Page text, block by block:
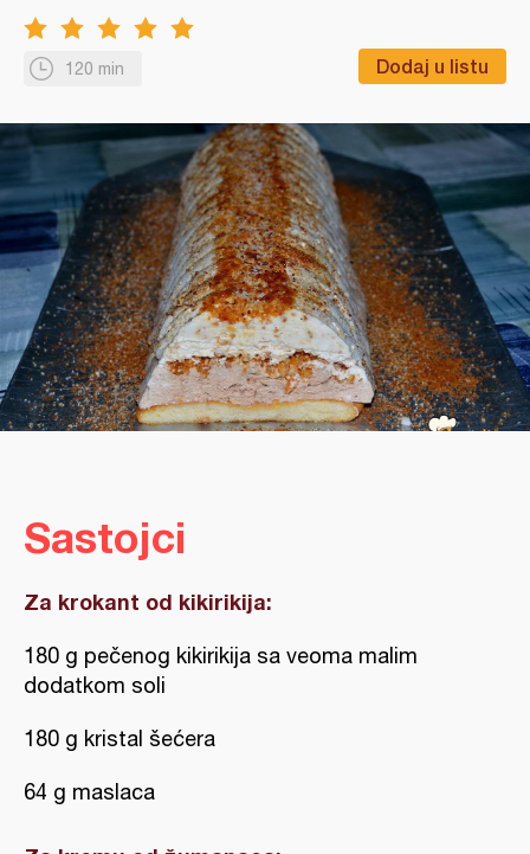
120 min Dodaj u listu
Sastojci
Za krokant od kikirikija:
180 g pečenog kikirikija sa veoma malim
dodatkom soli
180 g kristal šećera
64 g maslaca